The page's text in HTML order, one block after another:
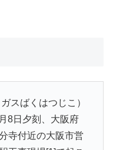
スばくはつじこ）
8日夕刻、大阪府
寺付近の大阪市営